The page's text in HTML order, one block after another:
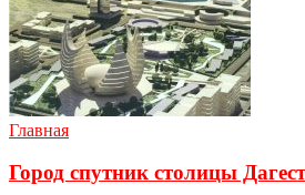
Главная
Город спутник столицы